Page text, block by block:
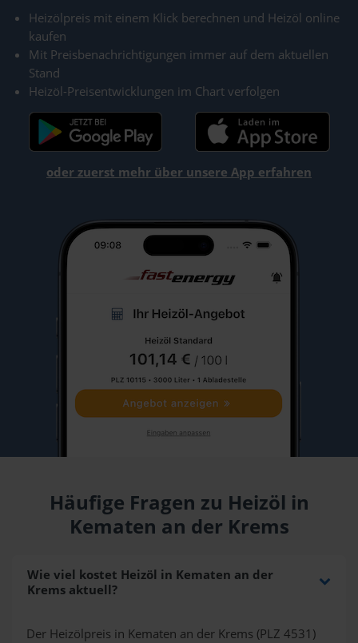
Heizölpreis mit einem Klick berechnen und Heizöl online
kaufen
Mit Preisbenachrichtigungen immer auf dem aktuellen
Stand
Heizöl-Preisentwicklungen im Chart verfolgen
oder zuerst mehr über unsere App erfahren
Häufige Fragen zu Heizöl in
Kematen an der Krems
Wie viel kostet Heizöl in Kematen an der
Krems aktuell?
Der Heizölpreis in Kematen an der Krems (PLZ 4531)